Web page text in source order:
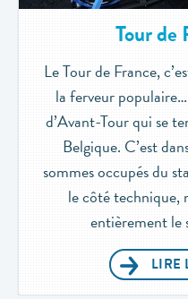
Tour de
Le Tour de France,
la ferveur
d’Avant-Tour qui se
Belgique. C’est
sommes occupés du
le côté technique,
entièrement le
LIRE